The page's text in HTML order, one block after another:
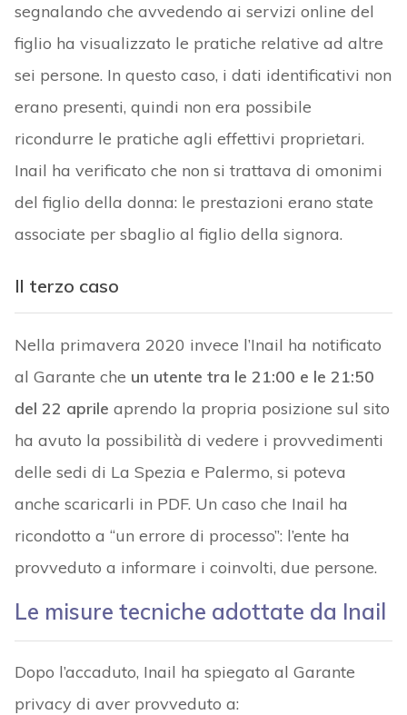
segnalando che avvedendo ai servizi online del
figlio ha visualizzato le pratiche relative ad altre
sei persone. In questo caso, i dati identificativi non
erano presenti, quindi non era possibile
ricondurre le pratiche agli effettivi proprietari.
Inail ha verificato che non si trattava di omonimi
del figlio della donna: le prestazioni erano state
associate per sbaglio al figlio della signora.
Il terzo caso
Nella primavera 2020 invece l’Inail ha notificato
al Garante che un utente tra le 21:00 e le 21:50
del 22 aprile aprendo la propria posizione sul sito
ha avuto la possibilità di vedere i provvedimenti
delle sedi di La Spezia e Palermo, si poteva
anche scaricarli in PDF. Un caso che Inail ha
ricondotto a “un errore di processo”: l’ente ha
provveduto a informare i coinvolti, due persone.
Le misure tecniche adottate da Inail
Dopo l’accaduto, Inail ha spiegato al Garante
privacy di aver provveduto a: